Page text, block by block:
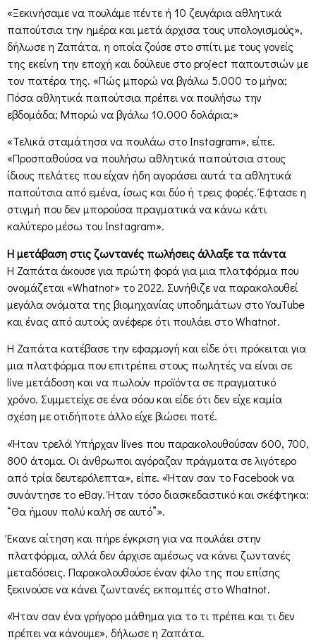
«Ξεκινήσαμε να πουλάμε πέντε ή 10 ζευγάρια αθλητικά
παπούτσια την ημέρα και μετά άρχισα τους υπολογισμούς»,
δήλωσε η Ζαπάτα, η οποία ζούσε στο σπίτι με τους γονείς
της εκείνη την εποχή και δούλευε στο project παπουτσιών με
τον πατέρα της. «Πώς μπορώ να βγάλω 5.000 το μήνα;
Πόσα αθλητικά παπούτσια πρέπει να πουλήσω την
εβδομάδα; Μπορώ να βγάλω 10.000 δολάρια;»
«Τελικά σταμάτησα να πουλάω στο Instagram», είπε.
«Προσπαθούσα να πουλήσω αθλητικά παπούτσια στους
ίδιους πελάτες που είχαν ήδη αγοράσει αυτά τα αθλητικά
παπούτσια από εμένα, ίσως και δύο ή τρεις φορές. Έφτασε η
στιγμή που δεν μπορούσα πραγματικά να κάνω κάτι
καλύτερο μέσω του Instagram».
Η μετάβαση στις ζωντανές πωλήσεις άλλαξε τα πάντα
Η Ζαπάτα άκουσε για πρώτη φορά για μια πλατφόρμα που
ονομάζεται «Whatnot» το 2022. Συνήθιζε να παρακολουθεί
μεγάλα ονόματα της βιομηχανίας υποδημάτων στο YouTube
και ένας από αυτούς ανέφερε ότι πουλάει στο Whatnot.
Η Ζαπάτα κατέβασε την εφαρμογή και είδε ότι πρόκειται για
μια πλατφόρμα που επιτρέπει στους πωλητές να είναι σε
live μετάδοση και να πωλούν προϊόντα σε πραγματικό
χρόνο. Συμμετείχε σε ένα σόου και είδε ότι δεν είχε καμία
σχέση με οτιδήποτε άλλο είχε βιώσει ποτέ.
«Ήταν τρελό! Υπήρχαν lives που παρακολουθούσαν 600, 700,
800 άτομα. Οι άνθρωποι αγόραζαν πράγματα σε λιγότερο
από τρία δευτερόλεπτα», είπε. «Ήταν σαν το Facebook να
συνάντησε το eBay. Ήταν τόσο διασκεδαστικό και σκέφτηκα:
“Θα ήμουν πολύ καλή σε αυτό”».
Έκανε αίτηση και πήρε έγκριση για να πουλάει στην
πλατφόρμα, αλλά δεν άρχισε αμέσως να κάνει ζωντανές
μεταδόσεις. Παρακολουθούσε έναν φίλο της που επίσης
ξεκινούσε να κάνει ζωντανές εκπομπές στο Whatnot.
«Ήταν σαν ένα γρήγορο μάθημα για το τι πρέπει και τι δεν
πρέπει να κάνουμε», δήλωσε η Ζαπάτα.